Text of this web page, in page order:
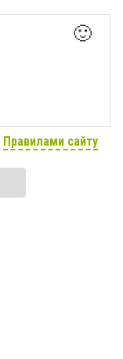
🙂
Правилами сайту